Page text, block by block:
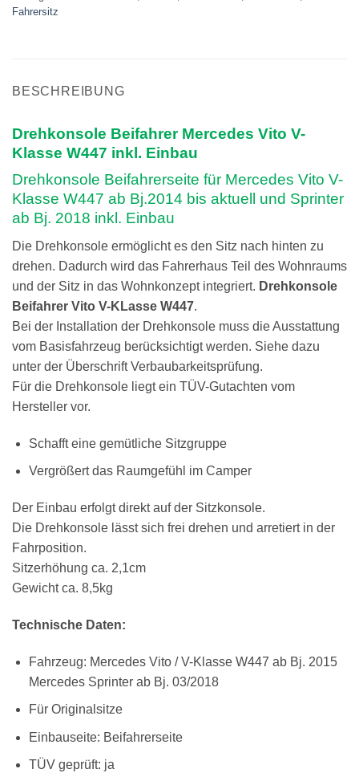
Fahrersitz
BESCHREIBUNG
Drehkonsole Beifahrer Mercedes Vito V-
Klasse W447 inkl. Einbau
Drehkonsole Beifahrerseite für Mercedes Vito V-
Klasse W447 ab Bj.2014 bis aktuell und Sprinter
ab Bj. 2018 inkl. Einbau
Die Drehkonsole ermöglicht es den Sitz nach hinten zu
drehen. Dadurch wird das Fahrerhaus Teil des Wohnraums
und der Sitz in das Wohnkonzept integriert. Drehkonsole
Beifahrer Vito V-KLasse W447.
Bei der Installation der Drehkonsole muss die Ausstattung
vom Basisfahrzeug berücksichtigt werden. Siehe dazu
unter der Überschrift Verbaubarkeitsprüfung.
Für die Drehkonsole liegt ein TÜV-Gutachten vom
Hersteller vor.
Schafft eine gemütliche Sitzgruppe
Vergrößert das Raumgefühl im Camper
Der Einbau erfolgt direkt auf der Sitzkonsole.
Die Drehkonsole lässt sich frei drehen und arretiert in der
Fahrposition.
Sitzerhöhung ca. 2,1cm
Gewicht ca. 8,5kg
Technische Daten:
Fahrzeug: Mercedes Vito / V-Klasse W447 ab Bj. 2015
Mercedes Sprinter ab Bj. 03/2018
Für Originalsitze
Einbauseite: Beifahrerseite
TÜV geprüft: ja